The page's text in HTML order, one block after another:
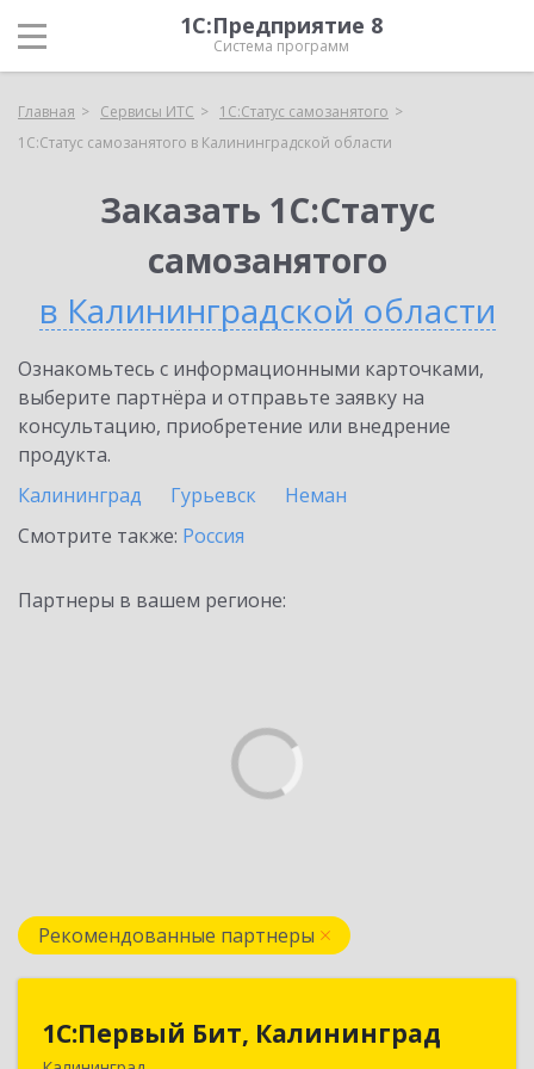
1С:Предприятие 8
Система программ
Главная Сервисы ИТС
1С:Статус самозанятого
1С:Статус самозанятого в Калининградской области
Заказать 1С:Статус
самозанятого
в Калининградской области
Ознакомьтесь с информационными карточками,
выберите партнёра и отправьте заявку на
консультацию, приобретение или внедрение
продукта.
Калининград
Гурьевск
Неман
Смотрите также: Россия
Партнеры в вашем регионе:
Рекомендованные партнеры
1С:Первый Бит, Калининград
1С:Первый Бит, Калининград